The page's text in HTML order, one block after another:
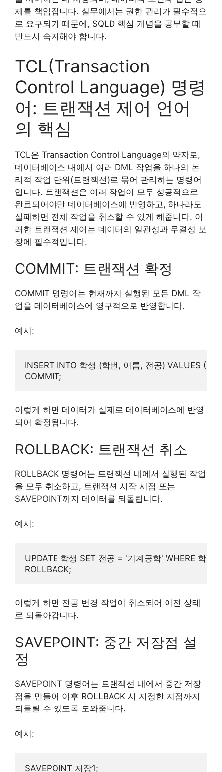
제를 책임집니다. 실무에서는 권한 관리가 필수적으
로 요구되기 때문에, SQLD 핵심 개념을 공부할 때
반드시 숙지해야 합니다.
TCL(Transaction
Control Language) 명령
어: 트랜잭션 제어 언어
의 핵심
TCL은 Transaction Control Language의 약자로,
데이터베이스 내에서 여러 DML 작업을 하나의 논
리적 작업 단위(트랜잭션)로 묶어 관리하는 명령어
입니다. 트랜잭션은 여러 작업이 모두 성공적으로
완료되어야만 데이터베이스에 반영하고, 하나라도
실패하면 전체 작업을 취소할 수 있게 해줍니다. 이
러한 트랜잭션 제어는 데이터의 일관성과 무결성 보
장에 필수적입니다.
COMMIT: 트랜잭션 확정
COMMIT 명령어는 현재까지 실행된 모든 DML 작
업을 데이터베이스에 영구적으로 반영합니다.
예시:
INSERT INTO 학생 (학번, 이름, 전공) VALUES
이렇게 하면 데이터가 실제로 데이터베이스에 반영
되어 확정됩니다.
ROLLBACK: 트랜잭션 취소
ROLLBACK 명령어는 트랜잭션 내에서 실행된 작업
을 모두 취소하고, 트랜잭션 시작 시점 또는
SAVEPOINT까지 데이터를 되돌립니다.
예시:
UPDATE 학생 SET 전공 = '기계공학' WHERE 학번
이렇게 하면 전공 변경 작업이 취소되어 이전 상태
로 되돌아갑니다.
SAVEPOINT: 중간 저장점 설
정
SAVEPOINT 명령어는 트랜잭션 내에서 중간 저장
점을 만들어 이후 ROLLBACK 시 지정한 지점까지
되돌릴 수 있도록 도와줍니다.
예시:
SAVEPOINT 저장1;